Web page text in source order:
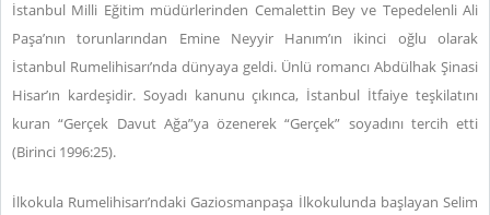
İstanbul Milli Eğitim müdürlerinden Cemalettin Bey ve Tepedelenli Ali
Paşa’nın torunlarından Emine Neyyir Hanım’ın ikinci oğlu olarak
İstanbul Rumelihisarı’nda dünyaya geldi. Ünlü romancı Abdülhak Şinasi
Hisar’ın kardeşidir. Soyadı kanunu çıkınca, İstanbul İtfaiye teşkilatını
kuran “Gerçek Davut Ağa”ya özenerek “Gerçek” soyadını tercih etti
(Birinci 1996:25).
İlkokula Rumelihisarı’ndaki Gaziosmanpaşa İlkokulunda başlayan Selim